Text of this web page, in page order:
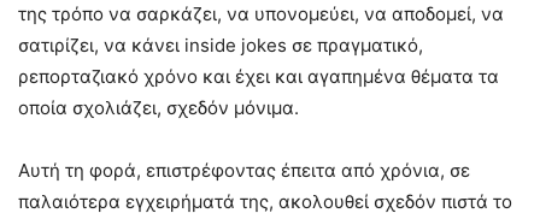
της τρόπο να σαρκάζει, να υπονομεύει, να αποδομεί, να
σατιρίζει, να κάνει inside jokes σε πραγματικό,
ρεπορταζιακό χρόνο και έχει και αγαπημένα θέματα τα
οποία σχολιάζει, σχεδόν μόνιμα.
Αυτή τη φορά, επιστρέφοντας έπειτα από χρόνια, σε
παλαιότερα εγχειρήματά της, ακολουθεί σχεδόν πιστά το